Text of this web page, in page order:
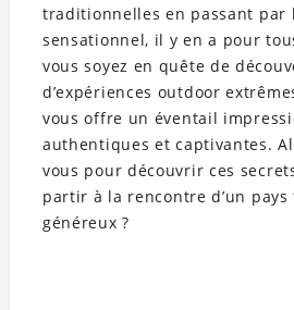
traditionnelles en passant par
sensationnel, il y en a pour
vous soyez en quête de
d’expériences outdoor
vous offre un éventail
authentiques et captivantes.
vous pour découvrir ces
partir à la rencontre d’un
généreux ?